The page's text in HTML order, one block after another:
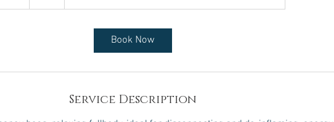
0
Book Now
Service Description